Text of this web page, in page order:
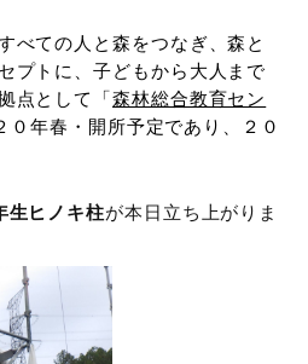
べての人と森をつなぎ、森と
プトに、子どもから大人まで
点として「森林総合教育セン
０年春・開所予定であり、２０
生ヒノキ柱が本日立ち上がりま